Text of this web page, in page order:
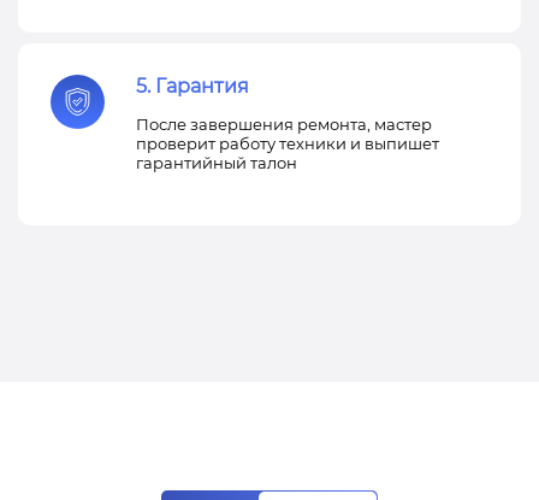
5. Гарантия
После завершения ремонта, мастер
проверит работу техники и выпишет
гарантийный талон